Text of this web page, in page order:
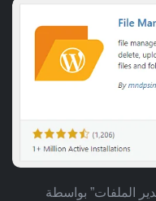
الملفات” بواسطة